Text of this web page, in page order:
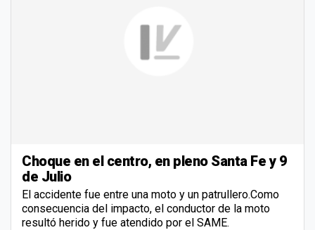
Choque en el centro, en pleno Santa Fe y 9
de Julio
El accidente fue entre una moto y un patrullero.Como
consecuencia del impacto, el conductor de la moto
resultó herido y fue atendido por el SAME.